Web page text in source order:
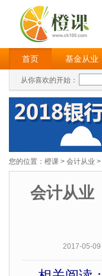
首页 基金从业
从你喜欢的开始：
您的位置： 橙课 > 会计从业 >
会计从业
2017-05-